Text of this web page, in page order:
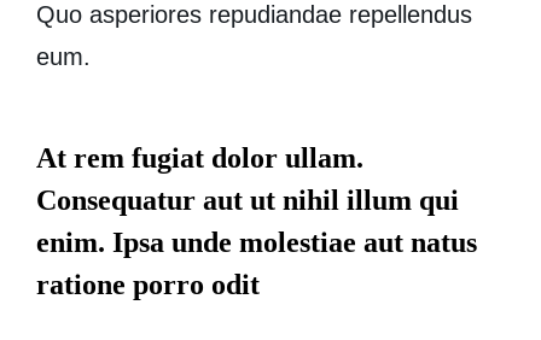
Quo asperiores repudiandae repellendus
eum.
At rem fugiat dolor ullam.
Consequatur aut ut nihil illum qui
enim. Ipsa unde molestiae aut natus
ratione porro odit